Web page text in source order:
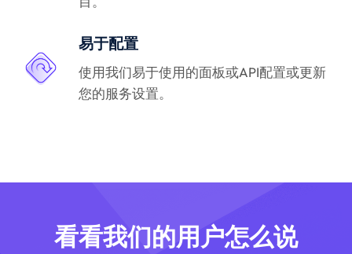
易于配置
使用我们易于使用的面板或API配置或更新
您的服务设置。
看看我们的用户怎么说